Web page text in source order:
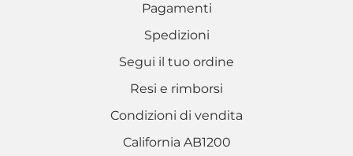
Pagamenti
Spedizioni
Segui il tuo ordine
Resi e rimborsi
Condizioni di vendita
California AB1200